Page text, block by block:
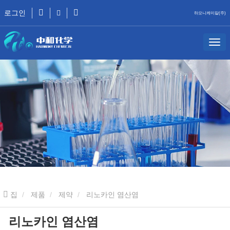
로그인 하모니케미칼(주)
집 제품 제약 리노카인 염산염
리노카인 염산염